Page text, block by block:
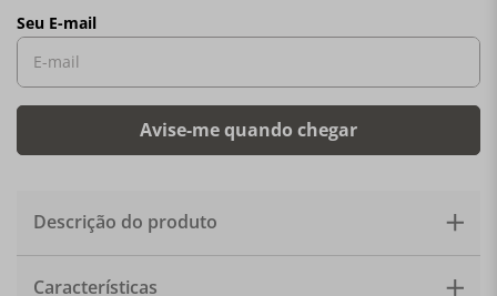
Descrição do produto
Guardanapo MY DRAP em rolo pré-cortados. Decore sua
Características